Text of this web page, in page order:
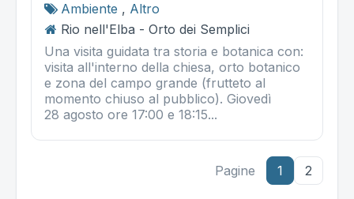
Ambiente , Altro
Rio nell'Elba - Orto dei Semplici
Una visita guidata tra storia e botanica con:
visita all'interno della chiesa, orto botanico
e zona del campo grande (frutteto al
momento chiuso al pubblico). Giovedì
28 agosto ore 17:00 e 18:15...
Pagine 1 2